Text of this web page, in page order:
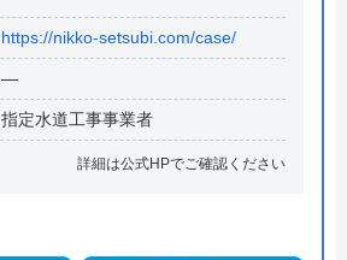
https://nikko-setsubi.com/case/
―
指定水道工事事業者
詳細は公式HPでご確認ください